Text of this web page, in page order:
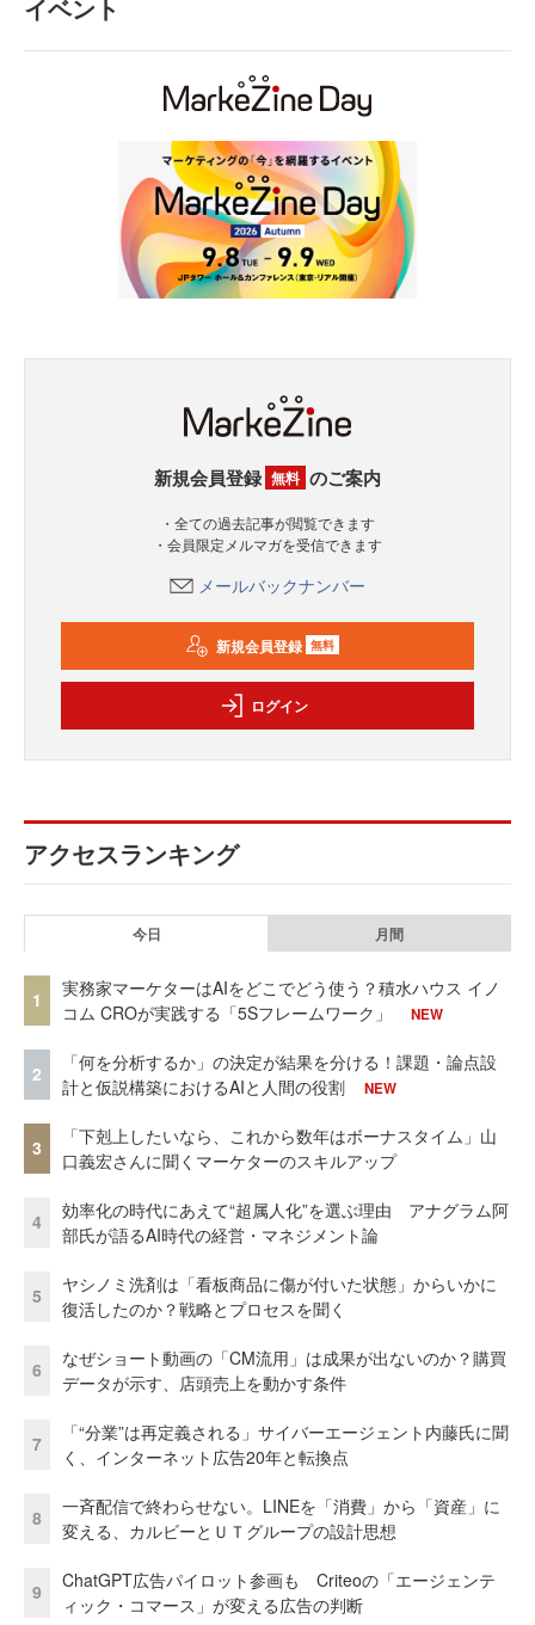
イベント
新規会員登録 無料 のご案内
・全ての過去記事が閲覧できます
・会員限定メルマガを受信できます
メールバックナンバー
新規会員登録 無料
ログイン
アクセスランキング
今日 月間
1
実務家マーケターはAIをどこでどう使う？積水ハウス イノ
コム CROが実践する「5Sフレームワーク」
NEW
2
「何を分析するか」の決定が結果を分ける！課題・論点設
計と仮説構築におけるAIと人間の役割
NEW
3
「下剋上したいなら、これから数年はボーナスタイム」山
口義宏さんに聞くマーケターのスキルアップ
4
効率化の時代にあえて“超属人化”を選ぶ理由 アナグラム阿
部氏が語るAI時代の経営・マネジメント論
5
ヤシノミ洗剤は「看板商品に傷が付いた状態」からいかに
復活したのか？戦略とプロセスを聞く
6
なぜショート動画の「CM流用」は成果が出ないのか？購買
データが示す、店頭売上を動かす条件
7
「“分業”は再定義される」サイバーエージェント内藤氏に聞
く、インターネット広告20年と転換点
8
一斉配信で終わらせない。LINEを「消費」から「資産」に
変える、カルビーとＵＴグループの設計思想
9
ChatGPT広告パイロット参画も Criteoの「エージェンテ
ィック・コマース」が変える広告の判断